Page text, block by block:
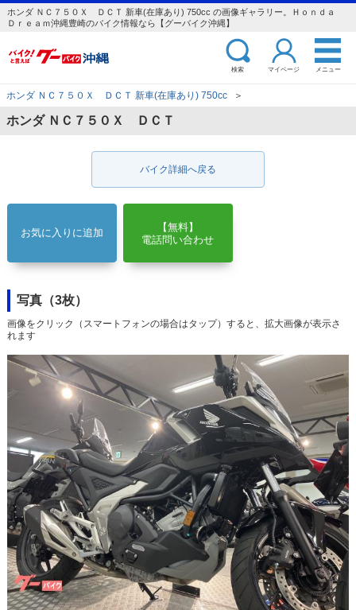
ホンダ ＮＣ７５０Ｘ ＤＣＴ 新車(在庫あり) 750cc の画像ギャラリー。Ｈｏｎｄａ
Ｄｒｅａｍ沖縄豊崎のバイク情報なら【グーバイク沖縄】
検索 マイページ メニュー
ホンダ ＮＣ７５０Ｘ ＤＣＴ 新車(在庫あり) 750cc ＞
ホンダ ＮＣ７５０Ｘ ＤＣＴ
バイク詳細へ戻る
お気に入りに追加
【無料】
電話問い合わせ
写真（3枚）
画像をクリック（スマートフォンの場合はタップ）すると、拡大画像が表示さ
れます